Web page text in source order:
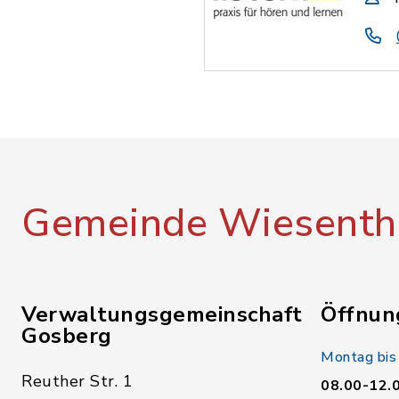
Gemeinde
Verwaltungsgemeinschaft
Gosberg
Reuther Str. 1
Montag
08.00-